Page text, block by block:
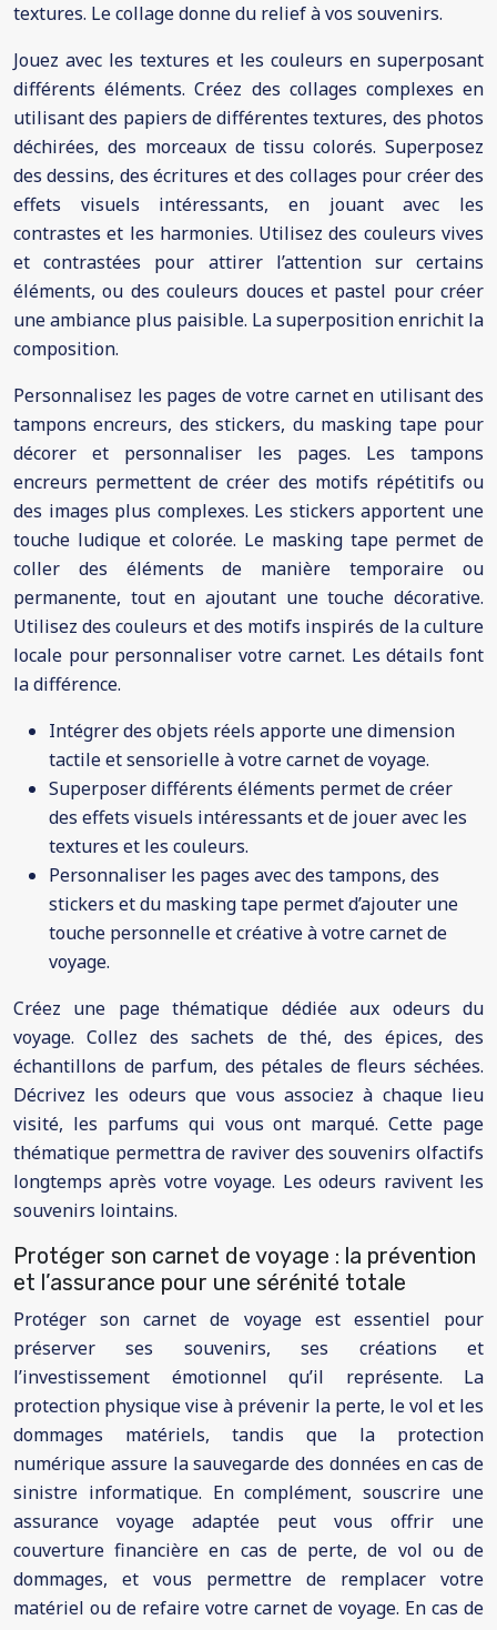
textures. Le collage donne du relief à vos souvenirs.
Jouez avec les textures et les couleurs en superposant
différents éléments. Créez des collages complexes en
utilisant des papiers de différentes textures, des photos
déchirées, des morceaux de tissu colorés. Superposez
des dessins, des écritures et des collages pour créer des
effets visuels intéressants, en jouant avec les
contrastes et les harmonies. Utilisez des couleurs vives
et contrastées pour attirer l’attention sur certains
éléments, ou des couleurs douces et pastel pour créer
une ambiance plus paisible. La superposition enrichit la
composition.
Personnalisez les pages de votre carnet en utilisant des
tampons encreurs, des stickers, du masking tape pour
décorer et personnaliser les pages. Les tampons
encreurs permettent de créer des motifs répétitifs ou
des images plus complexes. Les stickers apportent une
touche ludique et colorée. Le masking tape permet de
coller des éléments de manière temporaire ou
permanente, tout en ajoutant une touche décorative.
Utilisez des couleurs et des motifs inspirés de la culture
locale pour personnaliser votre carnet. Les détails font
la différence.
Intégrer des objets réels apporte une dimension
tactile et sensorielle à votre carnet de voyage.
Superposer différents éléments permet de créer
des effets visuels intéressants et de jouer avec les
textures et les couleurs.
Personnaliser les pages avec des tampons, des
stickers et du masking tape permet d’ajouter une
touche personnelle et créative à votre carnet de
voyage.
Créez une page thématique dédiée aux odeurs du
voyage. Collez des sachets de thé, des épices, des
échantillons de parfum, des pétales de fleurs séchées.
Décrivez les odeurs que vous associez à chaque lieu
visité, les parfums qui vous ont marqué. Cette page
thématique permettra de raviver des souvenirs olfactifs
longtemps après votre voyage. Les odeurs ravivent les
souvenirs lointains.
Protéger son carnet de voyage : la prévention
et l’assurance pour une sérénité totale
Protéger son carnet de voyage est essentiel pour
préserver ses souvenirs, ses créations et
l’investissement émotionnel qu’il représente. La
protection physique vise à prévenir la perte, le vol et les
dommages matériels, tandis que la protection
numérique assure la sauvegarde des données en cas de
sinistre informatique. En complément, souscrire une
assurance voyage adaptée peut vous offrir une
couverture financière en cas de perte, de vol ou de
dommages, et vous permettre de remplacer votre
matériel ou de refaire votre carnet de voyage. En cas de